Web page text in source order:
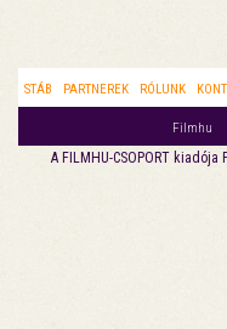
STÁB PARTNEREK RÓLUNK
Filmhu
A FILMHU-CSOPORT